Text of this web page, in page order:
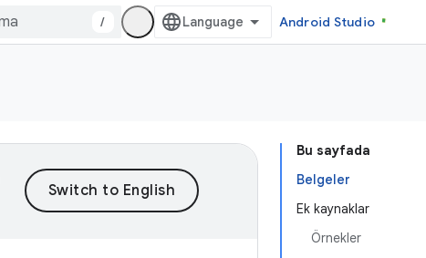
/ Android Studio
Bu sayfada
Belgeler
Ek kaynaklar
Örnekler